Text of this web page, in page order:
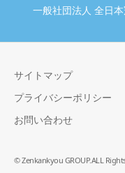
一般社団法人 全日
サイトマップ
プライバシーポリシー
お問い合わせ
© Zenkankyou GROUP.ALL